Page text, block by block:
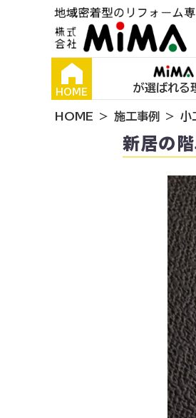
HOME が選ばれる
HOME 施工事例 小
新居の